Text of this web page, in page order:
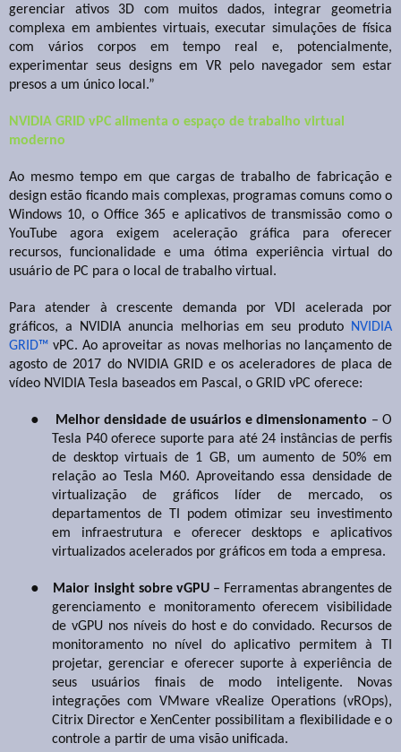
gerenciar ativos 3D com muitos dados, integrar geometria
complexa em ambientes virtuais, executar simulações de física
com vários corpos em tempo real e, potencialmente,
experimentar seus designs em VR pelo navegador sem estar
presos a um único local.”
NVIDIA GRID vPC alimenta o espaço de trabalho virtual
moderno
Ao mesmo tempo em que cargas de trabalho de fabricação e
design estão ficando mais complexas, programas comuns como o
Windows 10, o Office 365 e aplicativos de transmissão como o
YouTube agora exigem aceleração gráfica para oferecer
recursos, funcionalidade e uma ótima experiência virtual do
usuário de PC para o local de trabalho virtual.
Para atender à crescente demanda por VDI acelerada por
gráficos, a NVIDIA anuncia melhorias em seu produto NVIDIA
GRID™ vPC. Ao aproveitar as novas melhorias no lançamento de
agosto de 2017 do NVIDIA GRID e os aceleradores de placa de
vídeo NVIDIA Tesla baseados em Pascal, o GRID vPC oferece:
● Melhor densidade de usuários e dimensionamento – O
Tesla P40 oferece suporte para até 24 instâncias de perfis
de desktop virtuais de 1 GB, um aumento de 50% em
relação ao Tesla M60. Aproveitando essa densidade de
virtualização de gráficos líder de mercado, os
departamentos de TI podem otimizar seu investimento
em infraestrutura e oferecer desktops e aplicativos
virtualizados acelerados por gráficos em toda a empresa.
● Maior insight sobre vGPU – Ferramentas abrangentes de
gerenciamento e monitoramento oferecem visibilidade
de vGPU nos níveis do host e do convidado. Recursos de
monitoramento no nível do aplicativo permitem à TI
projetar, gerenciar e oferecer suporte à experiência de
seus usuários finais de modo inteligente. Novas
integrações com VMware vRealize Operations (vROps),
Citrix Director e XenCenter possibilitam a flexibilidade e o
controle a partir de uma visão unificada.